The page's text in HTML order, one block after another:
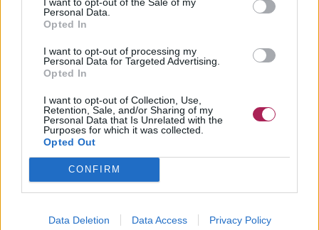
Personal Data.
Opted In
I want to opt-out of processing my
Personal Data for Targeted Advertising.
Opted In
I want to opt-out of Collection, Use,
Retention, Sale, and/or Sharing of my
Personal Data that Is Unrelated with the
Purposes for which it was collected.
Opted Out
CONFIRM
Data Deletion Data Access Privacy Policy